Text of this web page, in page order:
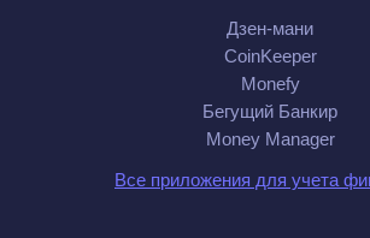
Дзен-мани
CoinKeeper
Monefy
Бегущий Банкир
Money Manager
Все приложения для учета